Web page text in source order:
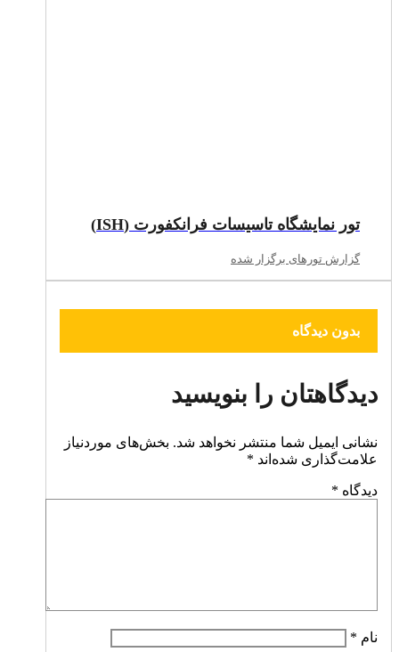
تور نمایشگاه تاسیسات فرانکفورت (ISH)
گزارش تورهای برگزار شده
بدون دیدگاه
دیدگاهتان را بنویسید
نشانی ایمیل شما منتشر نخواهد شد. بخش‌های موردنیاز
علامت‌گذاری شده‌اند *
دیدگاه *
نام *